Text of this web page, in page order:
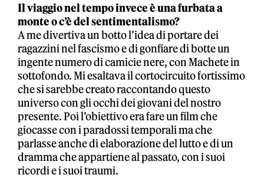
Il viaggio nel tempo invece è una furbata a
monte o c’è del sentimentalismo?
A me divertiva un botto l’idea di portare dei
ragazzini nel fascismo e di gonfiare di botte un
ingente numero di camicie nere, con Machete in
sottofondo. Mi esaltava il cortocircuito fortissimo
che si sarebbe creato raccontando questo
universo con gli occhi dei giovani del nostro
presente. Poi l’obiettivo era fare un film che
giocasse con i paradossi temporali ma che
parlasse anche di elaborazione del lutto e di un
dramma che appartiene al passato, con i suoi
ricordi e i suoi traumi.